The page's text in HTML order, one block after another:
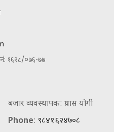
नं: १६२८/०७६-७७
बजार व्यवस्थापक: प्रयास योगी
Phone: ९८४१६२४७०८